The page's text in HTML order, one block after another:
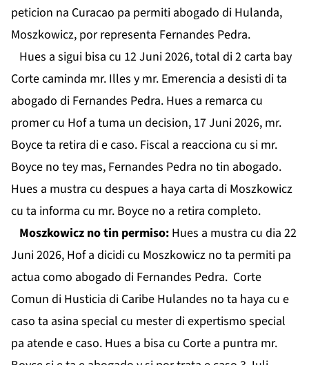
peticion na Curacao pa permiti abogado di Hulanda,
Moszkowicz, por representa Fernandes Pedra.
Hues a sigui bisa cu 12 Juni 2026, total di 2 carta bay
Corte caminda mr. Illes y mr. Emerencia a desisti di ta
abogado di Fernandes Pedra. Hues a remarca cu
promer cu Hof a tuma un decision, 17 Juni 2026, mr.
Boyce ta retira di e caso. Fiscal a reacciona cu si mr.
Boyce no tey mas, Fernandes Pedra no tin abogado.
Hues a mustra cu despues a haya carta di Moszkowicz
cu ta informa cu mr. Boyce no a retira completo.
Moszkowicz no tin permiso: Hues a mustra cu dia 22
Juni 2026, Hof a dicidi cu Moszkowicz no ta permiti pa
actua como abogado di Fernandes Pedra. Corte
Comun di Husticia di Caribe Hulandes no ta haya cu e
caso ta asina special cu mester di expertismo special
pa atende e caso. Hues a bisa cu Corte a puntra mr.